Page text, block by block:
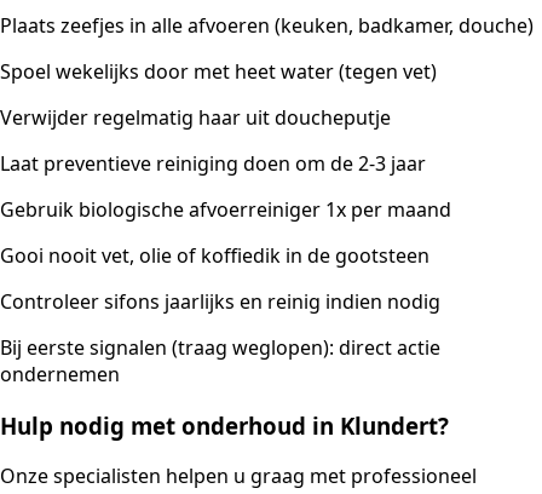
Plaats zeefjes in alle afvoeren (keuken, badkamer, douche)
Spoel wekelijks door met heet water (tegen vet)
Verwijder regelmatig haar uit doucheputje
Laat preventieve reiniging doen om de 2-3 jaar
Gebruik biologische afvoerreiniger 1x per maand
Gooi nooit vet, olie of koffiedik in de gootsteen
Controleer sifons jaarlijks en reinig indien nodig
Bij eerste signalen (traag weglopen): direct actie
ondernemen
Hulp nodig met onderhoud in Klundert?
Onze specialisten helpen u graag met professioneel